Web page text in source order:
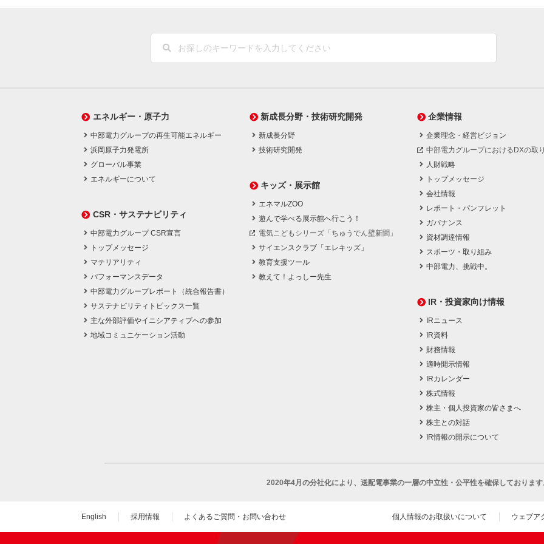
エネルギー・原子力
中部電力グループの再生可能エネルギー
浜岡原子力発電所
グローバル事業
エネルギーについて
CSR・サステナビリティ
中部電力グループ CSR宣言
トップメッセージ
マテリアリティ
パフォーマンスデータ
中部電力グループレポート（統合報告書）
サステナビリティトピックス一覧
主な外部評価やイニシアティブへの参加
地域コミュニケーション活動
新成長分野・技術研究開発
新成長分野
技術研究開発
キッズ・展示館
エネマルZOO
遊んで学べる展示館へ行こう！
電気こどもシリーズ「ちゅうでん壁新聞」
サイエンスクラブ「エレキッズ」
教育支援ツール
教えて！よっしー先生
企業情報
企業理念・経営ビジョン
中部電力グループにおけるDXの取
人財戦略
トップメッセージ
会社情報
レポート・パンフレット
ガバナンス
資材調達情報
スポーツ・取り組み
中部電力、挑戦中。
IR・投資家向け情報
IRニュース
IR資料
財務情報
適時開示情報
IRカレンダー
株式情報
株主・個人投資家の皆さまへ
株主との対話
IR情報の開示について
2020年4月の分社化により、 送配電事業の一層の中立性・公平性を確保しております
English 採用情報 よくあるご質問・お問い合わせ 個人情報のお取扱いについて ウェブア